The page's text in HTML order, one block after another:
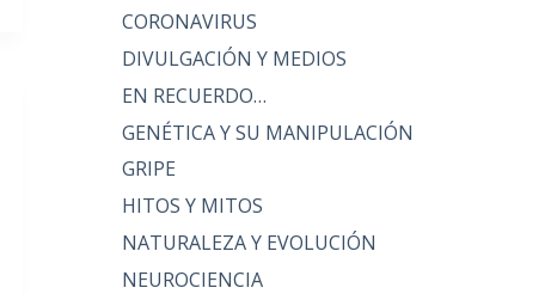
CORONAVIRUS
DIVULGACIÓN Y MEDIOS
EN RECUERDO…
GENÉTICA Y SU MANIPULACIÓN
GRIPE
HITOS Y MITOS
NATURALEZA Y EVOLUCIÓN
NEUROCIENCIA